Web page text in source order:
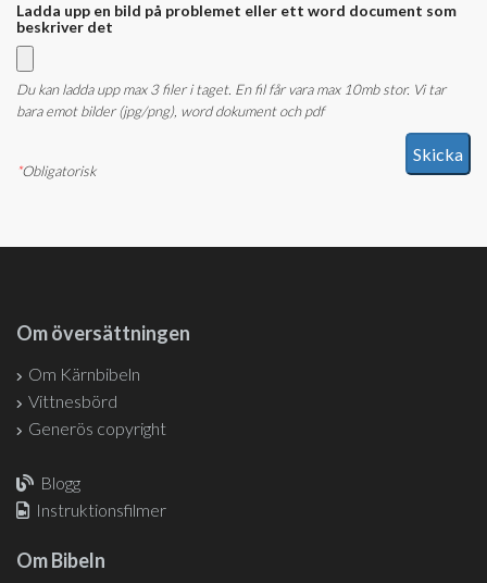
Ladda upp en bild på problemet eller ett word document som
beskriver det
Du kan ladda upp max 3 filer i taget. En fil får vara max 10mb stor. Vi tar
bara emot bilder (jpg/png), word dokument och pdf
*Obligatorisk
Om översättningen
Om Kärnbibeln
Vittnesbörd
Generös copyright
Blogg
Instruktionsfilmer
Om Bibeln